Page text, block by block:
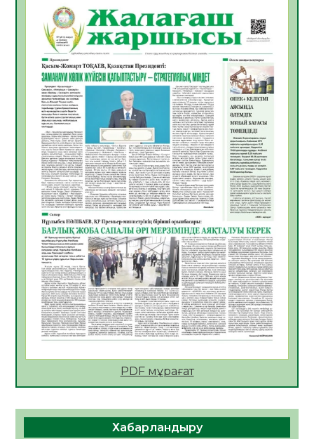
06.08.2026
Инфекциялық ауруларға қарсы иммундау
жұмыстарының тиімділігі
06.08.2026
45
Көкжөтел ауруы туралы
06.08.2026
41
АПВ вакцинасы туралы мәлімет
06.08.2026
40
Open Air: Қызылорда облысы полиция
департаменті 20 мыңнан астам
көрерменнің қауіпсіздігін қамтамасыз етті
06.08.2026
54
ҚЫЗЫЛОРДАДА «САНАЛЫ ҰРПАҚ –
ЖАРҚЫН БОЛАШАҚ» АТТЫ КЕҢЕЙТІЛГЕН
МӘЖІЛІС ӨТТІ
05.08.2026
54
Қазақстан Орталық Азиядағы көшуге ең
азаматтың міндеті
PDF мұрағат
Хабарландыру